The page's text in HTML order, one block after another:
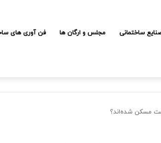
ساختمانی مجلس و ارگان ها فن آوری های
مسکن شده‌اند؟